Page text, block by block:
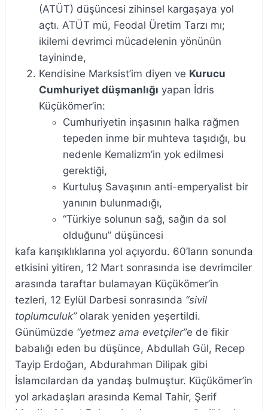
(ATÜT) düşüncesi zihinsel kargaşaya yol
açtı. ATÜT mü, Feodal Üretim Tarzı mı;
ikilemi devrimci mücadelenin yönünün
tayininde,
Kendisine Marksist’im diyen ve Kurucu
Cumhuriyet düşmanlığı yapan İdris
Küçükömer’in:
Cumhuriyetin inşasının halka rağmen
tepeden inme bir muhteva taşıdığı, bu
nedenle Kemalizm’in yok edilmesi
gerektiği,
Kurtuluş Savaşının anti-emperyalist bir
yanının bulunmadığı,
“Türkiye solunun sağ, sağın da sol
olduğunu” düşüncesi
kafa karışıklıklarına yol açıyordu. 60’ların sonunda
etkisini yitiren, 12 Mart sonrasında ise devrimciler
arasında taraftar bulamayan Küçükömer’in
tezleri, 12 Eylül Darbesi sonrasında “sivil
toplumculuk” olarak yeniden yeşertildi.
Günümüzde “yetmez ama evetçiler”e de fikir
babalığı eden bu düşünce, Abdullah Gül, Recep
Tayip Erdoğan, Abdurahman Dilipak gibi
İslamcılardan da yandaş bulmuştur. Küçükömer’in
yol arkadaşları arasında Kemal Tahir, Şerif